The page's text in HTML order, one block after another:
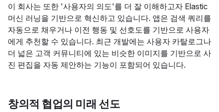
이 회사는 또한 '사용자의 의도'를 더 잘 이해하고자 Elastic
머신 러닝을 기반으로 혁신하고 있습니다. 앱은 검색 쿼리를
자동으로 채우거나 이전 행동 및 선호도를 기반으로 사용자
에게 추천할 수 있습니다. 최근 개발에는 사용자 카탈로그나
더 넓은 고객 커뮤니티에 있는 비슷한 이미지를 기반으로 사
진 편집을 자동 제안하는 기능이 포함되어 있습니다.
창의적 협업의 미래 선도